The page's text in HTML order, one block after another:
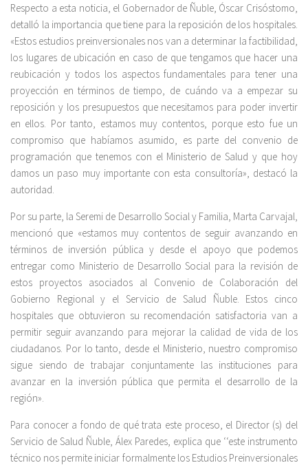
Respecto a esta noticia, el Gobernador de Ñuble, Óscar Crisóstomo,
detalló la importancia que tiene para la reposición de los hospitales.
«Estos estudios preinversionales nos van a determinar la factibilidad,
los lugares de ubicación en caso de que tengamos que hacer una
reubicación y todos los aspectos fundamentales para tener una
proyección en términos de tiempo, de cuándo va a empezar su
reposición y los presupuestos que necesitamos para poder invertir
en ellos. Por tanto, estamos muy contentos, porque esto fue un
compromiso que habíamos asumido, es parte del convenio de
programación que tenemos con el Ministerio de Salud y que hoy
damos un paso muy importante con esta consultoría», destacó la
autoridad.
Por su parte, la Seremi de Desarrollo Social y Familia, Marta Carvajal,
mencionó que «estamos muy contentos de seguir avanzando en
términos de inversión pública y desde el apoyo que podemos
entregar como Ministerio de Desarrollo Social para la revisión de
estos proyectos asociados al Convenio de Colaboración del
Gobierno Regional y el Servicio de Salud Ñuble. Estos cinco
hospitales que obtuvieron su recomendación satisfactoria van a
permitir seguir avanzando para mejorar la calidad de vida de los
ciudadanos. Por lo tanto, desde el Ministerio, nuestro compromiso
sigue siendo de trabajar conjuntamente las instituciones para
avanzar en la inversión pública que permita el desarrollo de la
región».
Para conocer a fondo de qué trata este proceso, el Director (s) del
Servicio de Salud Ñuble, Álex Paredes, explica que ‘‘este instrumento
técnico nos permite iniciar formalmente los Estudios Preinversionales